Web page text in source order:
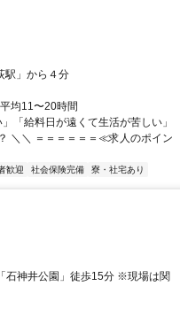
井荻駅」から４分
均11〜20時間
「給料日が遠くて生活が苦しい」
＼＼ ＝＝＝＝＝＝≪求人のポイン
歓迎 社会保険完備 寮・社宅あり
石神井公園」徒歩15分 ※現場は関